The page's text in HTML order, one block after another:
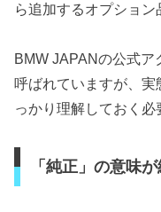
ら追加するオプション
BMW JAPANの公式ア
呼ばれていますが、実
っかり理解しておく必
「純正」の意味